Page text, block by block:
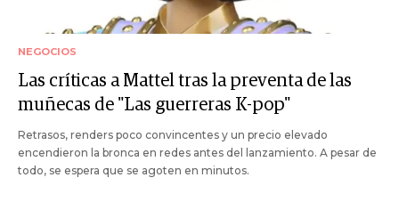
NEGOCIOS
Las críticas a Mattel tras la preventa de las
muñecas de "Las guerreras K-pop"
Retrasos, renders poco convincentes y un precio elevado
encendieron la bronca en redes antes del lanzamiento. A pesar de
todo, se espera que se agoten en minutos.